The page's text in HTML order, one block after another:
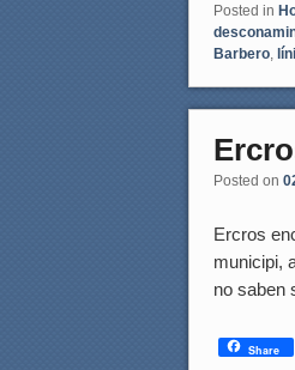
Posted in
Barbero
Posted on
Ercros
municipi,
no saben
Share